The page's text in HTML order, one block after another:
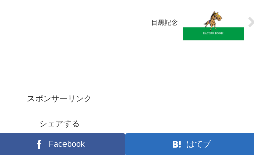
目黒記念
スポンサーリンク
シェアする
Facebook はてブ